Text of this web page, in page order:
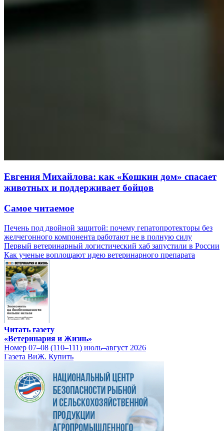
Евгения Михайлова: как «Кошкин дом» спасает
животных и поддерживает бойцов
Самое читаемое
Печень под двойной защитой: почему гепатопротекторы без
желчегонного компонента работают не в полную силу
Первый ветеринарный логистический хаб запустили в России
Как ученые воплощают идею ветеринарного препарата
Читать газету
«Ветеринария и Жизнь»
Номер 07–08 (110–111) июль–август 2026
Газета ВиЖ. Купить